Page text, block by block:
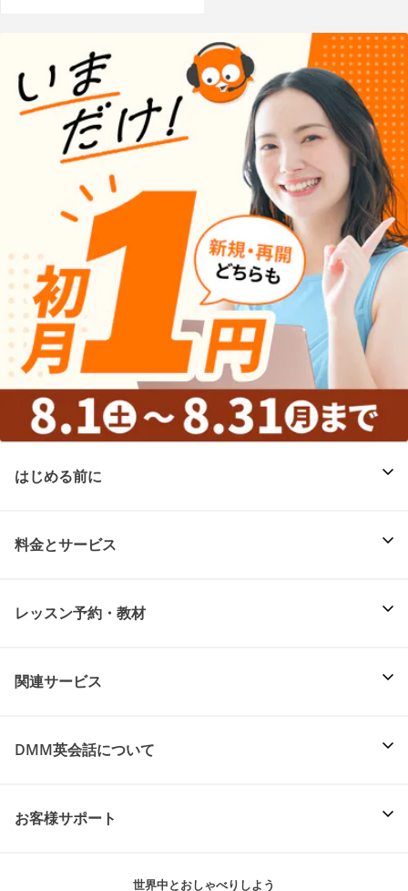
はじめる前に
料金とサービス
レッスン予約・教材
関連サービス
DMM英会話について
お客様サポート
世界中とおしゃべりしよう